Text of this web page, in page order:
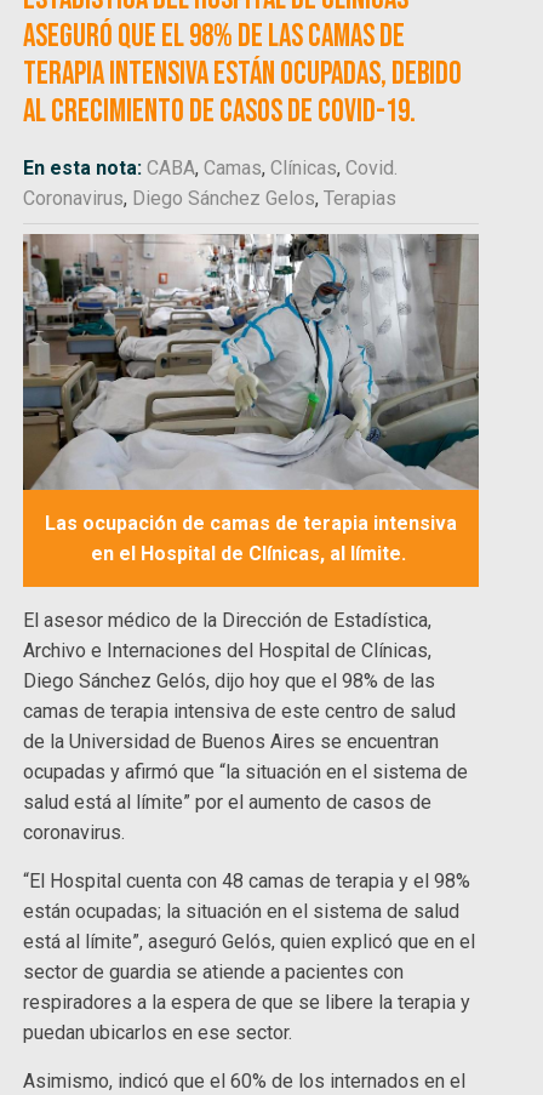
aseguró que el 98% de las camas de
terapia intensiva están ocupadas, debido
al crecimiento de casos de Covid-19.
En esta nota:CABA,Camas,Clínicas,Covid.
Coronavirus, Diego Sánchez Gelos,Terapias
Las ocupación de camas de terapia intensiva
en el Hospital de Clínicas, al límite.
El asesor médico de la Dirección de Estadística,
Archivo e Internaciones del Hospital de Clínicas,
Diego Sánchez Gelós, dijo hoy que el 98% de las
camas de terapia intensiva de este centro de salud
de la Universidad de Buenos Aires se encuentran
ocupadas y afirmó que “la situación en el sistema de
salud está al límite” por el aumento de casos de
coronavirus.
“El Hospital cuenta con 48 camas de terapia y el 98%
están ocupadas; la situación en el sistema de salud
está al límite”, aseguró Gelós, quien explicó que en el
sector de guardia se atiende a pacientes con
respiradores a la espera de que se libere la terapia y
puedan ubicarlos en ese sector.
Asimismo, indicó que el 60% de los internados en el